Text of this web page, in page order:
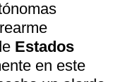
Estados
en este